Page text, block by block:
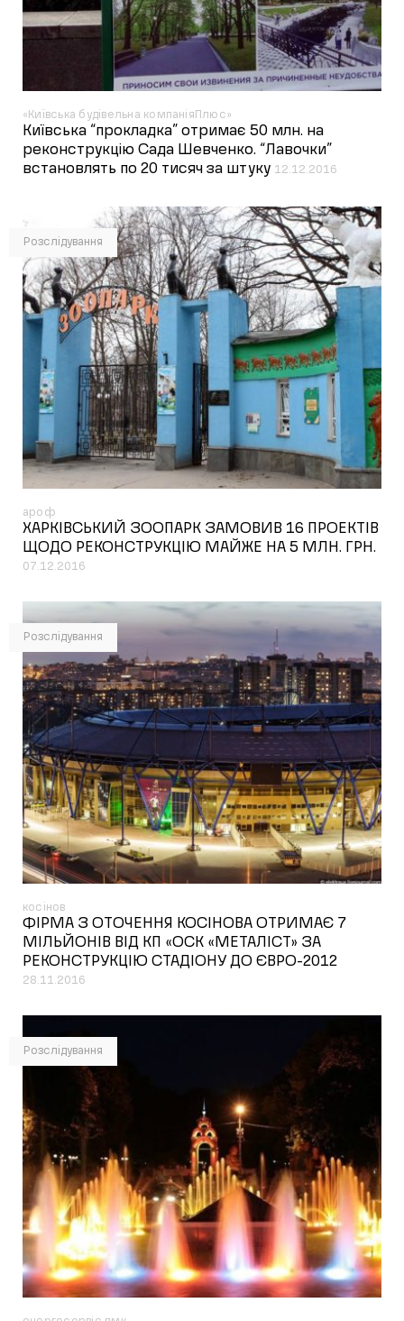
«Київська будівельна компаніяПлюс»
Київська “прокладка” отримає 50 млн. на
реконструкцію Сада Шевченко. “Лавочки”
встановлять по 20 тисяч за штуку 12.12.2016
Розслідування
ароф
ХАРКІВСЬКИЙ ЗООПАРК ЗАМОВИВ 16 ПРОЕКТІВ
ЩОДО РЕКОНСТРУКЦІЮ МАЙЖЕ НА 5 МЛН. ГРН.
07.12.2016
Розслідування
косінов
ФІРМА З ОТОЧЕННЯ КОСІНОВА ОТРИМАЄ 7
МІЛЬЙОНІВ ВІД КП «ОСК «МЕТАЛІСТ» ЗА
РЕКОНСТРУКЦІЮ СТАДІОНУ ДО ЄВРО-2012
28.11.2016
Розслідування